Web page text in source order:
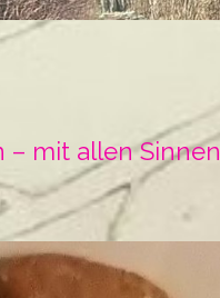
– mit allen Sinnen